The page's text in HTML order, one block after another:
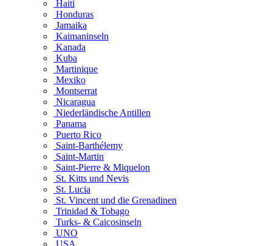
Haiti
Honduras
Jamaika
Kaimaninseln
Kanada
Kuba
Martinique
Mexiko
Montserrat
Nicaragua
Niederländische Antillen
Panama
Puerto Rico
Saint-Barthélemy
Saint-Martin
Saint-Pierre & Miquelon
St. Kitts und Nevis
St. Lucia
St. Vincent und die Grenadinen
Trinidad & Tobago
Turks- & Caicosinseln
UNO
USA